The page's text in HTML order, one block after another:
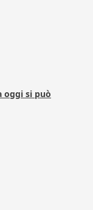
oggi si può